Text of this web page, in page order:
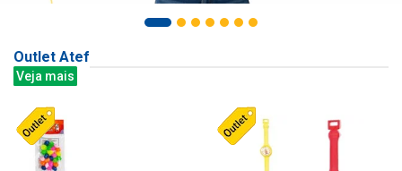
Outlet Atef
Veja mais